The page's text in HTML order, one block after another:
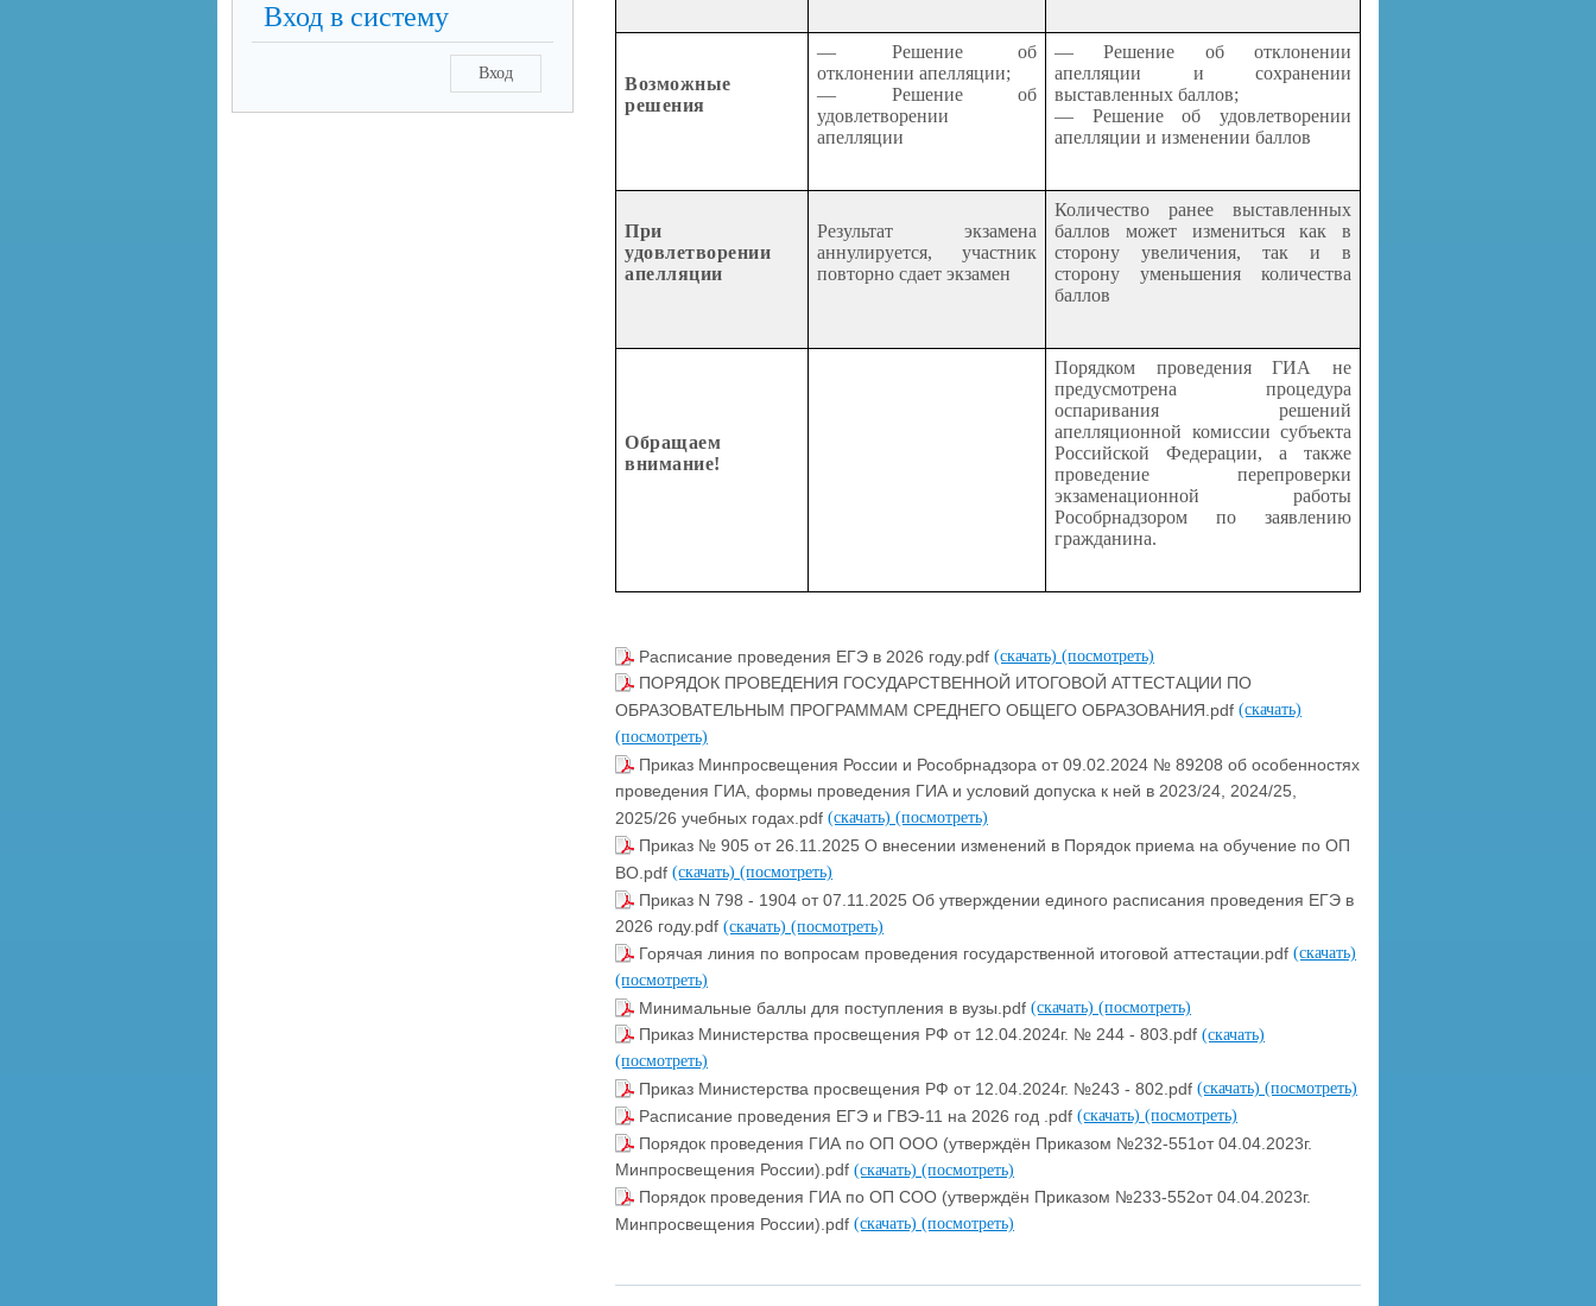
Возможные
решения
— Решение об
отклонении апелляции;
— Решение об
удовлетворении
апелляции
— Решение об отклонении
апелляции и сохранении
выставленных баллов;
— Решение об удовлетворении
апелляции и изменении баллов
При
удовлетворении
апелляции
Результат экзамена
аннулируется, участник
повторно сдает экзамен
Количество ранее выставленных
баллов может измениться как в
сторону увеличения, так и в
сторону уменьшения количества
баллов
Обращаем
внимание!
Порядком проведения ГИА не
предусмотрена процедура
оспаривания решений
апелляционной комиссии субъекта
Российской Федерации, а также
проведение перепроверки
экзаменационной работы
Рособрнадзором по заявлению
гражданина.
Расписание проведения ЕГЭ в 2026 году.pdf (скачать) (посмотреть)
ПОРЯДОК ПРОВЕДЕНИЯ ГОСУДАРСТВЕННОЙ ИТОГОВОЙ АТТЕСТАЦИИ ПО
ОБРАЗОВАТЕЛЬНЫМ ПРОГРАММАМ СРЕДНЕГО ОБЩЕГО ОБРАЗОВАНИЯ.pdf (скачать)
(посмотреть)
Приказ Минпросвещения России и Рособрнадзора от 09.02.2024 № 89208 об особенностях
проведения ГИА, формы проведения ГИА и условий допуска к ней в 2023/24, 2024/25,
2025/26 учебных годах.pdf (скачать) (посмотреть)
Приказ № 905 от 26.11.2025 О внесении изменений в Порядок приема на обучение по ОП
ВО.pdf (скачать) (посмотреть)
Приказ N 798 - 1904 от 07.11.2025 Об утверждении единого расписания проведения ЕГЭ в
2026 году.pdf (скачать) (посмотреть)
Горячая линия по вопросам проведения государственной итоговой аттестации.pdf (скачать)
(посмотреть)
Минимальные баллы для поступления в вузы.pdf (скачать) (посмотреть)
Приказ Министерства просвещения РФ от 12.04.2024г. № 244 - 803.pdf (скачать)
(посмотреть)
Приказ Министерства просвещения РФ от 12.04.2024г. №243 - 802.pdf (скачать) (посмотреть)
Расписание проведения ЕГЭ и ГВЭ-11 на 2026 год .pdf (скачать) (посмотреть)
Порядок проведения ГИА по ОП ООО (утверждён Приказом №232-551от 04.04.2023г.
Минпросвещения России).pdf (скачать) (посмотреть)
Порядок проведения ГИА по ОП СОО (утверждён Приказом №233-552от 04.04.2023г.
Минпросвещения России).pdf (скачать) (посмотреть)
Вход в систему
Вход